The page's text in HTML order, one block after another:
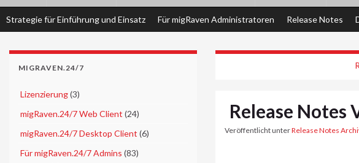
Strategie für Einführung und Einsatz Für migRaven Administratoren Release Notes
MIGRAVEN.24/7
Lizenzierung(3)
migRaven.24/7 Web Client (24)
migRaven.24/7 Desktop Client (6)
Für migRaven.24/7 Admins (83)
Release Notes
Veröffentlicht unterRelease Notes